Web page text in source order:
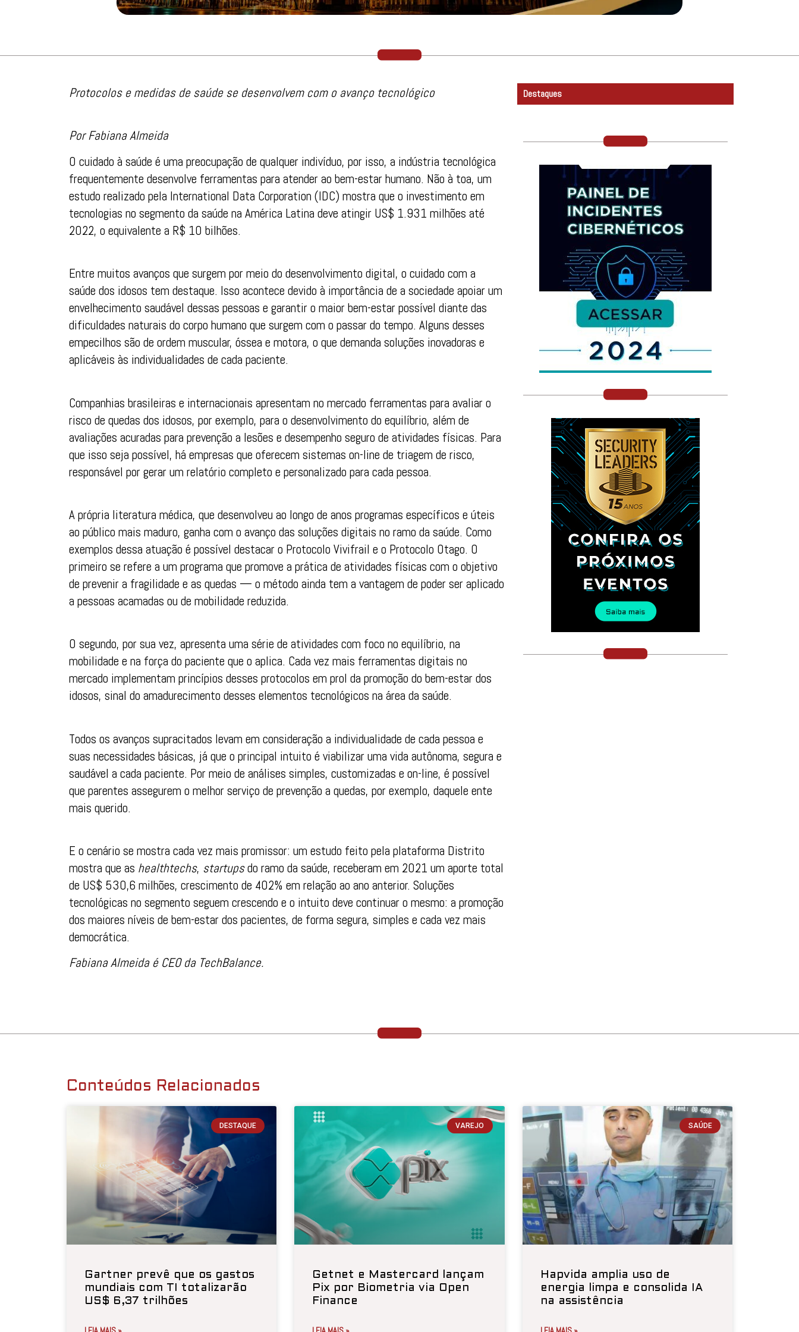
Protocolos e medidas de saúde se desenvolvem com o avanço tecnológico
Por Fabiana Almeida
O cuidado à saúde é uma preocupação de qualquer indivíduo, por isso, a indústria tecnológica
frequentemente desenvolve ferramentas para atender ao bem-estar humano. Não à toa, um
estudo realizado pela International Data Corporation (IDC) mostra que o investimento em
tecnologias no segmento da saúde na América Latina deve atingir US$ 1.931 milhões até
2022, o equivalente a R$ 10 bilhões.
Entre muitos avanços que surgem por meio do desenvolvimento digital, o cuidado com a
saúde dos idosos tem destaque. Isso acontece devido à importância de a sociedade apoiar um
envelhecimento saudável dessas pessoas e garantir o maior bem-estar possível diante das
dificuldades naturais do corpo humano que surgem com o passar do tempo. Alguns desses
empecilhos são de ordem muscular, óssea e motora, o que demanda soluções inovadoras e
aplicáveis às individualidades de cada paciente.
Companhias brasileiras e internacionais apresentam no mercado ferramentas para avaliar o
risco de quedas dos idosos, por exemplo, para o desenvolvimento do equilíbrio, além de
avaliações acuradas para prevenção a lesões e desempenho seguro de atividades físicas. Para
que isso seja possível, há empresas que oferecem sistemas on-line de triagem de risco,
responsável por gerar um relatório completo e personalizado para cada pessoa.
A própria literatura médica, que desenvolveu ao longo de anos programas específicos e úteis
ao público mais maduro, ganha com o avanço das soluções digitais no ramo da saúde. Como
exemplos dessa atuação é possível destacar o Protocolo Vivifrail e o Protocolo Otago. O
primeiro se refere a um programa que promove a prática de atividades físicas com o objetivo
de prevenir a fragilidade e as quedas — o método ainda tem a vantagem de poder ser aplicado
a pessoas acamadas ou de mobilidade reduzida.
O segundo, por sua vez, apresenta uma série de atividades com foco no equilíbrio, na
mobilidade e na força do paciente que o aplica. Cada vez mais ferramentas digitais no
mercado implementam princípios desses protocolos em prol da promoção do bem-estar dos
idosos, sinal do amadurecimento desses elementos tecnológicos na área da saúde.
Todos os avanços supracitados levam em consideração a individualidade de cada pessoa e
suas necessidades básicas, já que o principal intuito é viabilizar uma vida autônoma, segura e
saudável a cada paciente. Por meio de análises simples, customizadas e on-line, é possível
que parentes assegurem o melhor serviço de prevenção a quedas, por exemplo, daquele ente
mais querido.
E o cenário se mostra cada vez mais promissor: um estudo feito pela plataforma Distrito
mostra que as healthtechs, startupsdo ramo da saúde, receberam em 2021 um aporte total
de US$ 530,6 milhões, crescimento de 402% em relação ao ano anterior. Soluções
tecnológicas no segmento seguem crescendo e o intuito deve continuar o mesmo: a promoção
dos maiores níveis de bem-estar dos pacientes, de forma segura, simples e cada vez mais
democrática.
Fabiana Almeida é CEO da TechBalance.
Destaques
Conteúdos Relacionados
DESTAQUE
Gartner prevê que os gastos
mundiais com TI totalizarão
US$ 6,37 trilhões
VAREJO
Getnet e Mastercard lançam
Pix por Biometria via Open
Finance
SAÚDE
Hapvida amplia uso de
energia limpa e consolida IA
na assistência